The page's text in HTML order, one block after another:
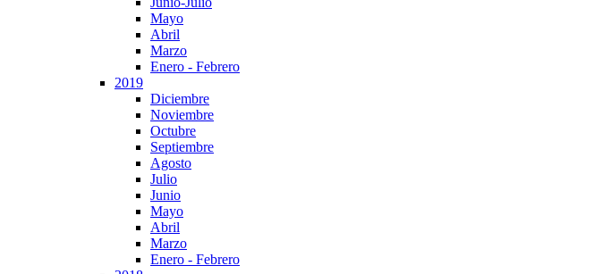
Mayo
Abril
Marzo
Enero - Febrero
2019
Diciembre
Noviembre
Octubre
Septiembre
Agosto
Julio
Junio
Mayo
Abril
Marzo
Enero - Febrero